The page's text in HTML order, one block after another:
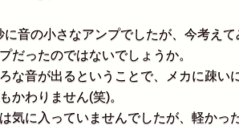
音の小さなアンプでしたが、今考え
だったのではないでしょうか。
な音が出るということで、メカに疎い
かわりません(笑)。
気に入っていませんでしたが、軽かっ